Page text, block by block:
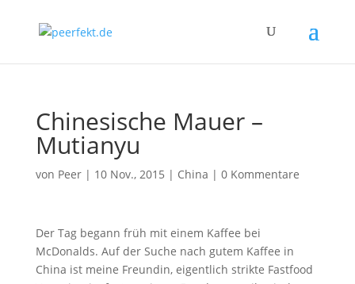
Chinesische Mauer –
Mutianyu
von Peer| 10 Nov., 2015 | China | 0 Kommentare
Der Tag begann früh mit einem Kaffee bei
McDonalds. Auf der Suche nach gutem Kaffee in
China ist meine Freundin, eigentlich strikte Fastfood